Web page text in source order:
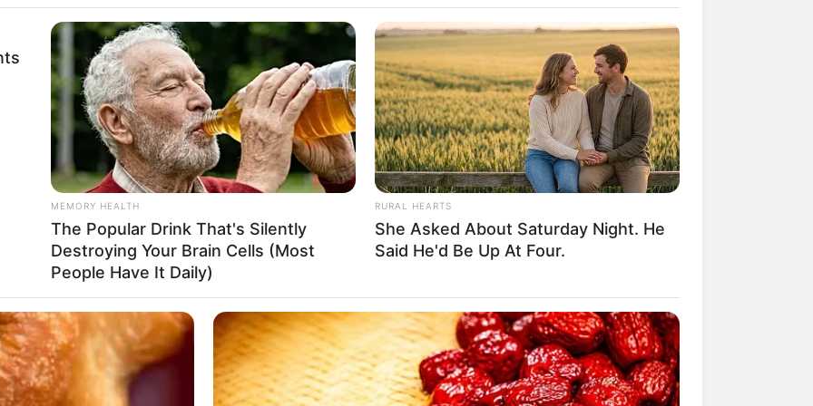
Semut Secara
WHATSAPP TELEGRAM
dan ampuh yang wajib kamu ketahui. Apalagi
Serem! 9 Chat Ojek Online &
Pelanggan Ini Bikin Auto
MEMORY HEALTH
The Popular Drink That's Silently
Destroying Your Brain Cells (Most
People Have It Daily)
RURAL HEARTS
She Asked About Saturday Night. He
Said He'd Be Up At Four.